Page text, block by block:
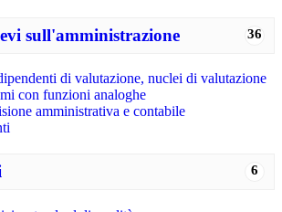
36
sull'amministrazione
di valutazione, nuclei di valutazione
con funzioni analoghe
amministrativa e contabile
6